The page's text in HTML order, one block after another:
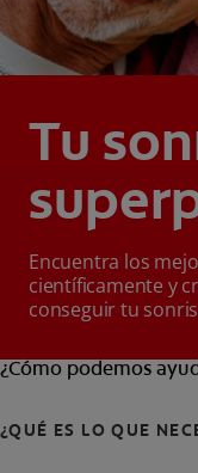
Tu
Encuentra los
científicamente y
conseguir tu
¿Cómo podemos
¿QUÉ ES LO QUE